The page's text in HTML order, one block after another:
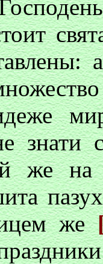
знати
же на
же